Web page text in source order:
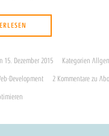
15. Dezember 2015 Kategorien
Development 2 Kommentare zu